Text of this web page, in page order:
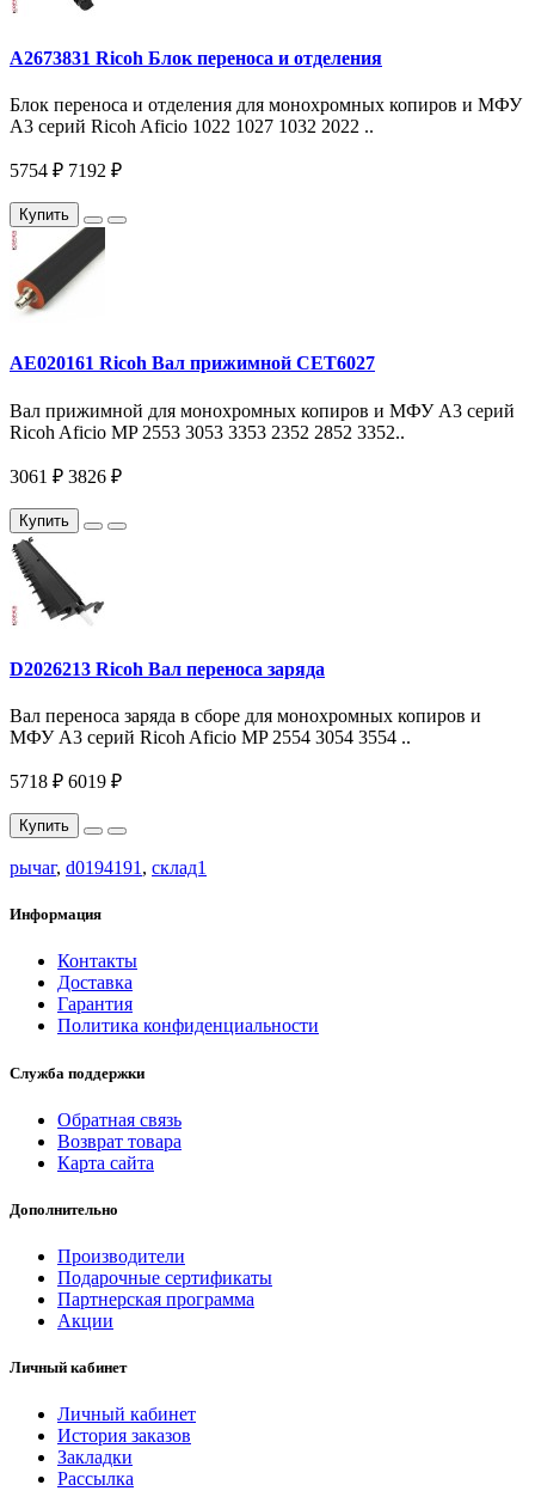
A2673831 Ricoh Блок переноса и отделения
Блок переноса и отделения для монохромных копиров и МФУ
A3 серий Ricoh Aficio 1022 1027 1032 2022 ..
5754 ₽ 7192 ₽
Купить
AE020161 Ricoh Вал прижимной CET6027
Вал прижимной для монохромных копиров и МФУ A3 серий
Ricoh Aficio MP 2553 3053 3353 2352 2852 3352..
3061 ₽ 3826 ₽
Купить
D2026213 Ricoh Вал переноса заряда
Вал переноса заряда в сборе для монохромных копиров и
МФУ A3 серий Ricoh Aficio MP 2554 3054 3554 ..
5718 ₽ 6019 ₽
Купить
рычаг, d0194191 , склад1
Информация
Контакты
Доставка
Гарантия
Политика конфиденциальности
Служба поддержки
Обратная связь
Возврат товара
Карта сайта
Дополнительно
Производители
Подарочные сертификаты
Партнерская программа
Акции
Личный кабинет
Личный кабинет
История заказов
Закладки
Рассылка